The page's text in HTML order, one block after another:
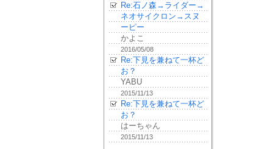
Re:石ノ森→ライダー→
ネオサイクロン→スヌ
ーピー
かよこ
2016/05/08
Re:下見を兼ねて一杯ど
お？
YABU
2015/11/13
Re:下見を兼ねて一杯ど
お？
はーちゃん
2015/11/13